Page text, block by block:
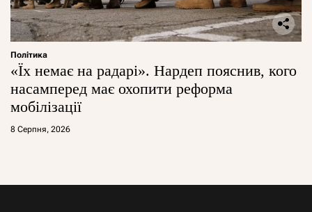
Політика
«Їх немає на радарі». Нардеп пояснив, кого
насамперед має охопити реформа
мобілізації
8 Серпня, 2026